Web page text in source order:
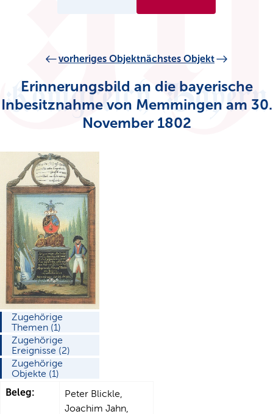
vorheriges Objektnächstes Objekt
Erinnerungsbild an die bayerische
Inbesitznahme von Memmingen am 30.
November 1802
Zugehörige
Themen (1)
Zugehörige
Ereignisse (2)
Zugehörige
Objekte (1)
Beleg:
Peter Blickle,
Joachim Jahn,